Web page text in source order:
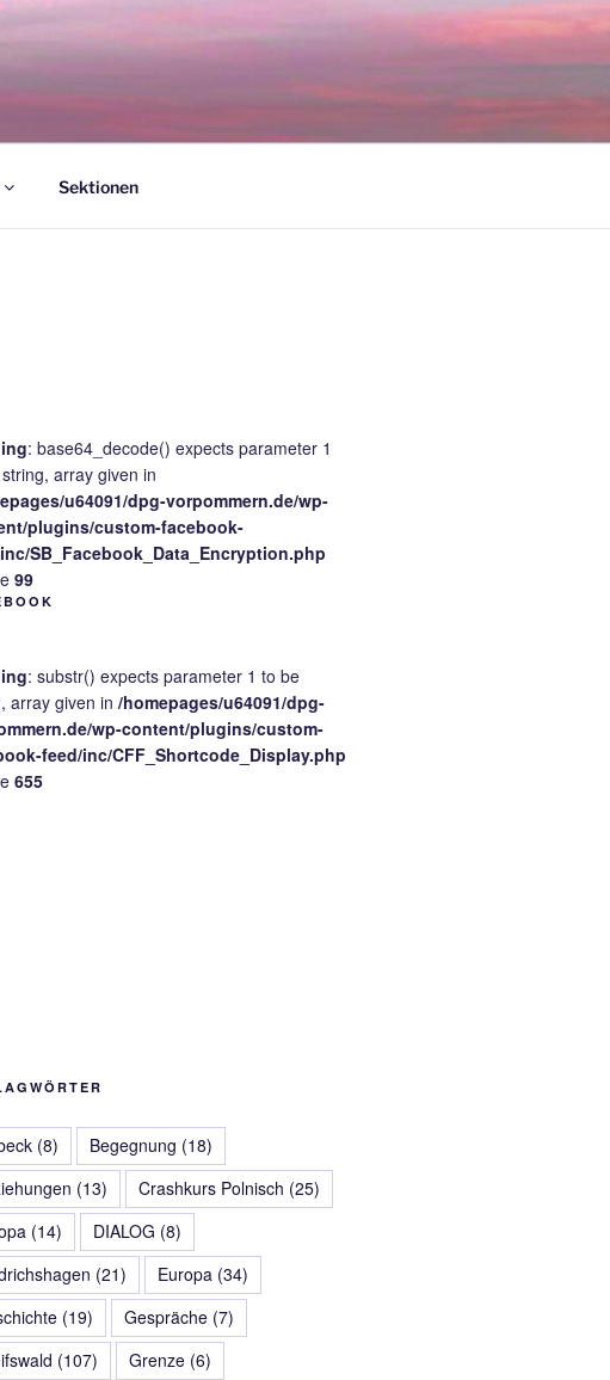
Sektionen
: base64_decode() expects parameter 1
array given in
u64091/dpg-vorpommern.de/wp-
plugins/custom-facebook-
SB_Facebook_Data_Encryption.php
99
: substr() expects parameter 1 to be
array given in /homepages/u64091/dpg-
wp-content/plugins/custom-
feed/inc/CFF_Shortcode_Display.php
655
(8) Begegnung (18)
(13) Crashkurs Polnisch (25)
(14) DIALOG (8)
(21) Europa (34)
(19) Gespräche(7)
(107) Grenze(6)